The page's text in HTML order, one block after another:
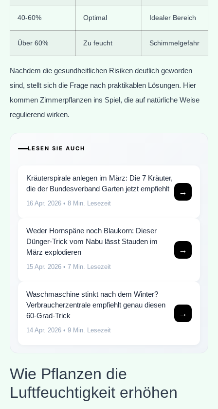
40-60% Optimal Idealer Bereich
Über 60% Zu feucht Schimmelgefahr
Nachdem die gesundheitlichen Risiken deutlich geworden
sind, stellt sich die Frage nach praktikablen Lösungen. Hier
kommen Zimmerpflanzen ins Spiel, die auf natürliche Weise
regulierend wirken.
LESEN SIE AUCH
Kräuterspirale anlegen im März: Die 7 Kräuter,
die der Bundesverband Garten jetzt empfiehlt
16 Apr. 2026 • 8 Min. Lesezeit
→
Weder Hornspäne noch Blaukorn: Dieser
Dünger-Trick vom Nabu lässt Stauden im
März explodieren
15 Apr. 2026 • 7 Min. Lesezeit
→
Waschmaschine stinkt nach dem Winter?
Verbraucherzentrale empfiehlt genau diesen
60-Grad-Trick
14 Apr. 2026 • 9 Min. Lesezeit
→
Wie Pflanzen die
Luftfeuchtigkeit erhöhen